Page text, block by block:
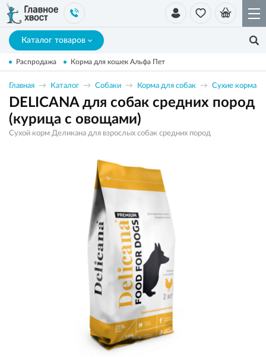
Каталог товаров
Распродажа Корма для кошек Альфа Пет
Главная Каталог Собаки Корма для собак Сухие корма
DELICANA для собак средних пород
(курица с овощами)
Сухой корм Деликана для взрослых собак средних пород